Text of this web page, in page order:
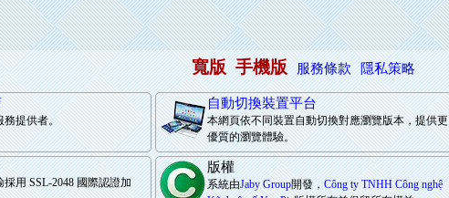
寬版 手機版 服務條款 隱私策略
務提供者。
自動切換裝置平台
本網頁依不同裝置自動切換對應瀏覽版本，提供更
優質的瀏覽體驗。
用 SSL-2048 國際認證加
版權
系統由Jaby Group開發，Công ty TNHH Công nghệ